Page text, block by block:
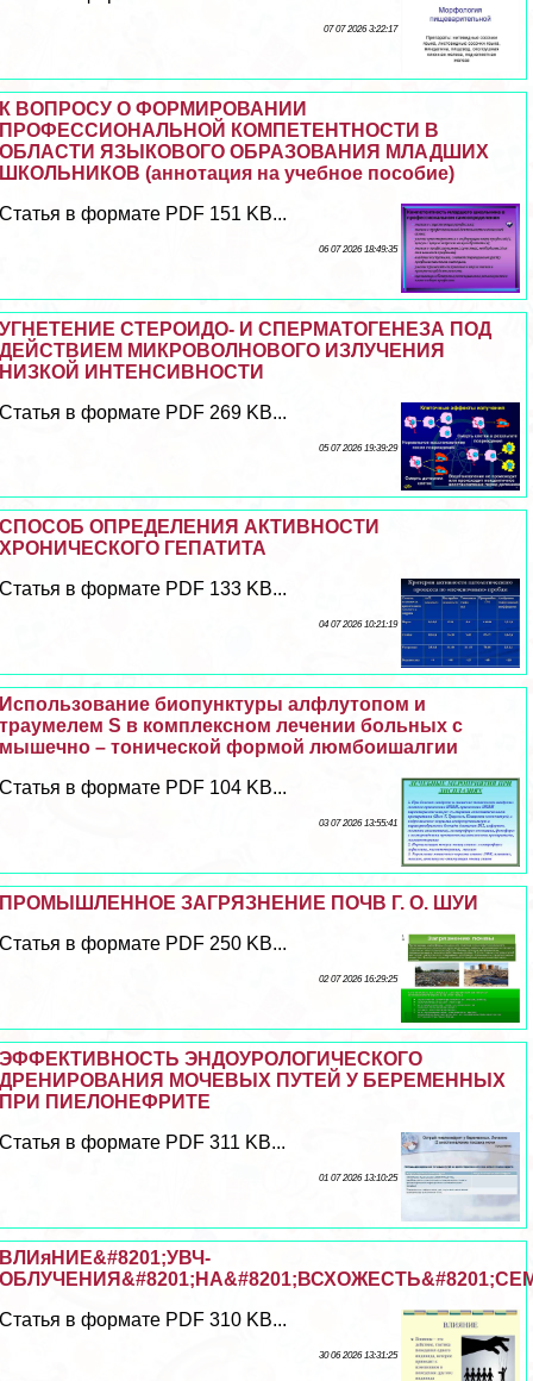
07 07 2026 3:22:17
К ВОПРОСУ О ФОРМИРОВАНИИ
ПРОФЕССИОНАЛЬНОЙ КОМПЕТЕНТНОСТИ В
ОБЛАСТИ ЯЗЫКОВОГО ОБРАЗОВАНИЯ МЛАДШИХ
ШКОЛЬНИКОВ (аннотация на учебное пособие)
Статья в формате PDF 151 KB...
06 07 2026 18:49:35
УГНЕТЕНИЕ СТЕРОИДО- И СПЕРМАТОГЕНЕЗА ПОД
ДЕЙСТВИЕМ МИКРОВОЛНОВОГО ИЗЛУЧЕНИЯ
НИЗКОЙ ИНТЕНСИВНОСТИ
Статья в формате PDF 269 KB...
05 07 2026 19:39:29
СПОСОБ ОПРЕДЕЛЕНИЯ АКТИВНОСТИ
ХРОНИЧЕСКОГО ГЕПАТИТА
Статья в формате PDF 133 KB...
04 07 2026 10:21:19
Использование биопунктуры алфлутопом и
траумелем S в комплексном лечении больных с
мышечно – тонической формой люмбоишалгии
Статья в формате PDF 104 KB...
03 07 2026 13:55:41
ПРОМЫШЛЕННОЕ ЗАГРЯЗНЕНИЕ ПОЧВ Г. О. ШУИ
Статья в формате PDF 250 KB...
02 07 2026 16:29:25
ЭФФЕКТИВНОСТЬ ЭНДОУРОЛОГИЧЕСКОГО
ДРЕНИРОВАНИЯ МОЧЕВЫХ ПУТЕЙ У БЕРЕМЕННЫХ
ПРИ ПИЕЛОНЕФРИТЕ
Статья в формате PDF 311 KB...
01 07 2026 13:10:25
ВЛИяНИЕ&#8201;УВЧ-
Статья в формате PDF 310 KB...
30 06 2026 13:31:25